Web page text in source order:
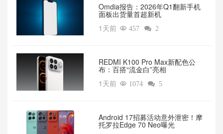
Omdia报告：2026年Q1翻新手机
面板出货量首超新机
1天前  457  2
REDMI K100 Pro Max新配色公
布：百搭“流金白”亮相
1天前  1074  5
Android 17招募活动意外泄密！摩
托罗拉Edge 70 Neo曝光